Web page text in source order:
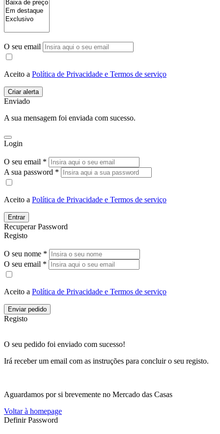
O seu email
Aceito a Política de Privacidade e Termos de serviço
Enviado
A sua mensagem foi enviada com sucesso.
Login
O seu email *
A sua password *
Aceito a Política de Privacidade e Termos de serviço
Entrar
Recuperar Password
Registo
O seu nome *
O seu email *
Aceito a Política de Privacidade e Termos de serviço
Enviar pedido
Registo
O seu pedido foi enviado com sucesso!
Irá receber um email com as instruções para concluir o seu registo.
Aguardamos por si brevemente no Mercado das Casas
Voltar à homepage
Definir Password